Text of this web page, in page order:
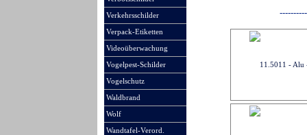
Verkehrsschilder
Verpack-Etiketten
Videoüberwachung
Vogelpest-Schilder
Vogelschutz
Waldbrand
Wolf
Wandtafel-Verord.
----------